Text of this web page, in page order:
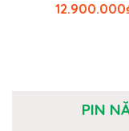
12.900.000
PIN